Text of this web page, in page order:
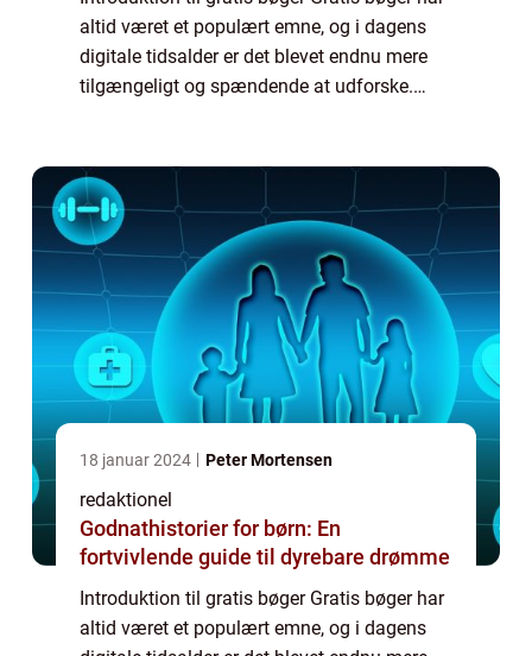
altid været et populært emne, og i dagens
digitale tidsalder er det blevet endnu mere
tilgængeligt og spændende at udforske.
18 januar 2024 Peter Mortensen
redaktionel
Godnathistorier for børn: En
fortvivlende guide til dyrebare drømme
Introduktion til gratis bøger Gratis bøger har
altid været et populært emne, og i dagens